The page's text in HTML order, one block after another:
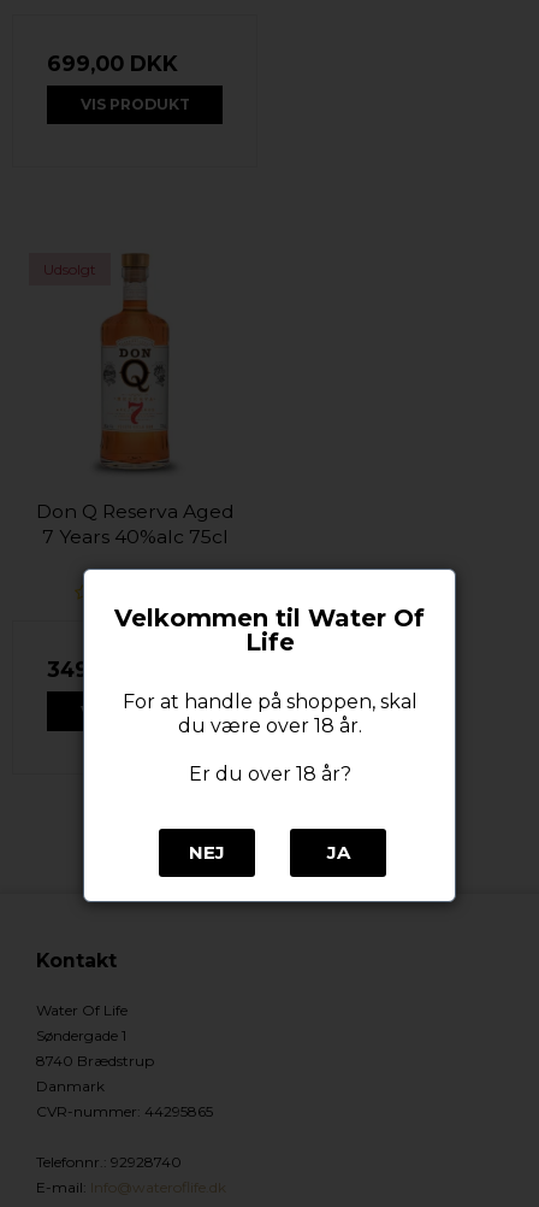
699,00 DKK
VIS PRODUKT
Udsolgt
Don Q Reserva Aged
7 Years 40%alc 75cl
349,00 DKK
VIS PRODUKT
Kontakt
Water Of Life
Søndergade 1
8740 Brædstrup
Danmark
CVR-nummer: 44295865
Telefonnr. : 92928740
E-mail: Info@wateroflife.dk
Velkommen til Water Of
Life
For at handle på shoppen, skal
du være over 18 år.
Er du over 18 år?
NEJ JA